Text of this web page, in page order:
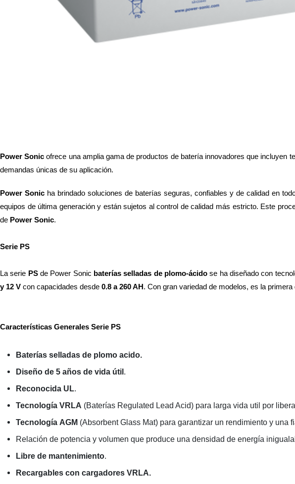
Power Sonic ofrece una amplia gama de productos de batería innovadores que incluyen
demandas únicas de su aplicación.
Power Sonic ha brindado soluciones de baterías seguras, confiables y de calidad en
equipos de última generación y están sujetos al control de calidad más estricto. Este
de Power Sonic.
Serie PS
La serie PS de Power Sonic baterías selladas de plomo-ácido se ha diseñado con
y 12 V con capacidades desde 0.8 a 260 AH . Con gran variedad de modelos, es la
Características Generales Serie PS
Baterías selladas de plomo acido.
Diseño de 5 años de vida útil .
Reconocida UL.
Tecnología VRLA (Baterías Regulated Lead Acid) para larga vida util por
Tecnología AGM (Absorbent Glass Mat) para garantizar un rendimiento y una
Relación de potencia y volumen que produce una densidad de energía
Libre de mantenimiento.
Recargables con cargadores VRLA.